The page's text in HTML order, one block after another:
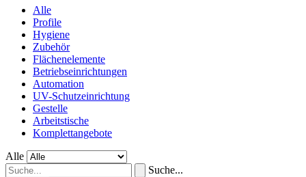
Alle
Profile
Hygiene
Zubehör
Flächenelemente
Betriebseinrichtungen
Automation
UV-Schutzeinrichtung
Gestelle
Arbeitstische
Komplettangebote
Alle
Suche...